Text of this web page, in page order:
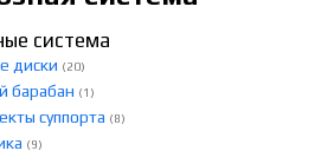
система
диски (20)
барабан (1)
суппорта (8)
(9)